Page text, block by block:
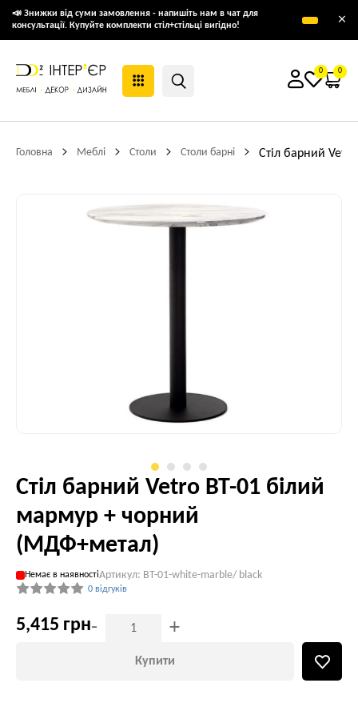
📣 Знижки від суми замовлення - напишіть нам в чат для
консультації. Купуйте комплекти стіл+стільці вигідно!
×
0 0
Головна Меблі Столи Столи барні Стіл барний
Стіл барний Vetro ВТ-01 білий
мармур + чорний
(МДФ+метал)
Немає в наявностіАртикул: BT-01-white-marble/ black
0 відгуків
5,415 грн- +
Купити